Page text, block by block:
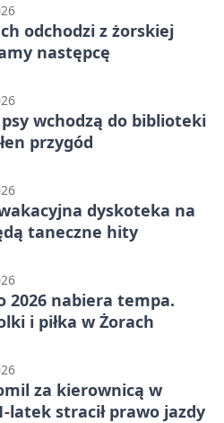
odchodzi z żorskiej
następcę
wchodzą do biblioteki
przygód
dyskoteka na
taneczne hity
2026 nabiera tempa.
i piłka w Żorach
za kierownicą w
latek stracił prawo jazdy